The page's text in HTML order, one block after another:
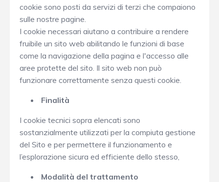
cookie sono posti da servizi di terzi che compaiono
sulle nostre pagine.
I cookie necessari aiutano a contribuire a rendere
fruibile un sito web abilitando le funzioni di base
come la navigazione della pagina e l'accesso alle
aree protette del sito. Il sito web non può
funzionare correttamente senza questi cookie.
Finalità
I cookie tecnici sopra elencati sono
sostanzialmente utilizzati per la compiuta gestione
del Sito e per permettere il funzionamento e
l’esplorazione sicura ed efficiente dello stesso,
Modalità del trattamento